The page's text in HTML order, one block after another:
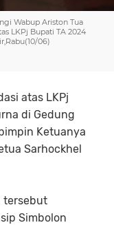
Wabup Ariston Tua
LKPj Bupati TA 2024
06)
atas LKPj
di Gedung
Ketuanya
Sarhockhel
tersebut
Simbolon